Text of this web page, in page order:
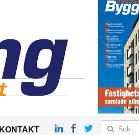
KONTAKT